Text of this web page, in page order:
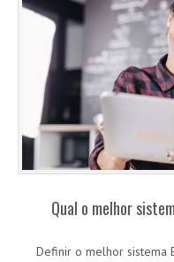
Qual o melhor
Definir o melhor sistema